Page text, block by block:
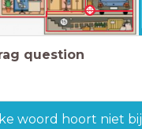
question
woord hoort niet bij